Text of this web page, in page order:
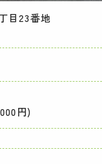
目23番地
円)